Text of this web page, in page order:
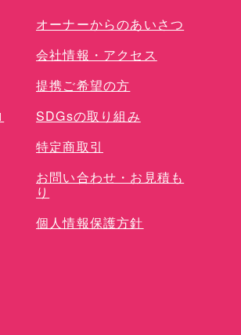
オーナーからのあいさつ
会社情報・アクセス
提携ご希望の方
SDGsの取り組み
特定商取引
お問い合わせ・お見積も
り
個人情報保護方針